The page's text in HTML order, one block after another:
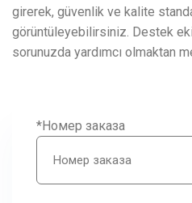
girerek, güvenlik ve kalite
görüntüleyebilirsiniz. Destek
sorunuzda yardımcı olmaktan
*Номер заказа